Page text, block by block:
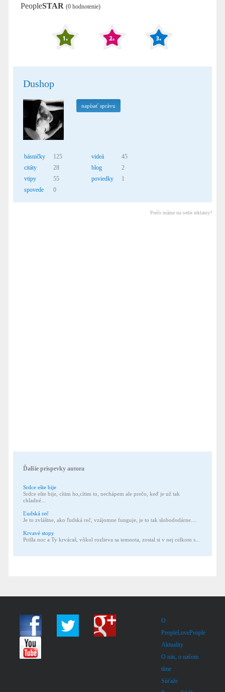
PeopleSTAR (0 hodnotenie)
Dushop
napísať správu
básničky
125
citáty
28
vtipy
55
spovede
0
videá
45
blog
2
poviedky
1
Prečo máme na webe reklamy?
Ďalšie príspevky autora
Srdce ešte bije
Srdce ešte bije, cítim ho,cítim to, nechápem ale prečo, keď je už tak
chladné...
Ľudská reč
Je to zvláštne, ako ľudská reč, vzájomne funguje, je to tak slobododárne....
Krvavé stopy
Prišla noc a Ty krvácaš, vôkol rozlieva sa temnota, zostal si v nej celkom s...
O
PeopleLovePeople
Aktuality
O nás, o našom
tíme
Súťaže